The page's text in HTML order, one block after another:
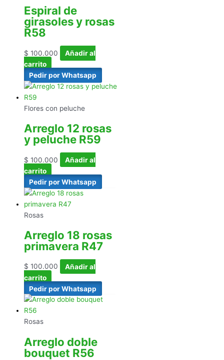
Espiral de
girasoles y rosas
R58
$ 100.000
Añadir al
carrito
Pedir por Whatsapp
Flores con peluche
Arreglo 12 rosas
y peluche R59
$ 100.000
Añadir al
carrito
Pedir por Whatsapp
Rosas
Arreglo 18 rosas
primavera R47
$ 100.000
Añadir al
carrito
Pedir por Whatsapp
Rosas
Arreglo doble
bouquet R56